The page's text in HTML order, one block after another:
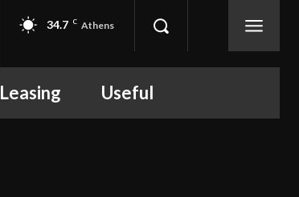
34.7 C Athens
Leasing Useful